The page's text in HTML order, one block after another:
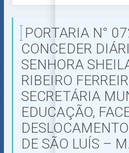
PORTARIA N°
CONCEDER
SENHORA
RIBEIRO
SECRETÁRIA
EDUCAÇÃO,
DE SÃO LUÍS –